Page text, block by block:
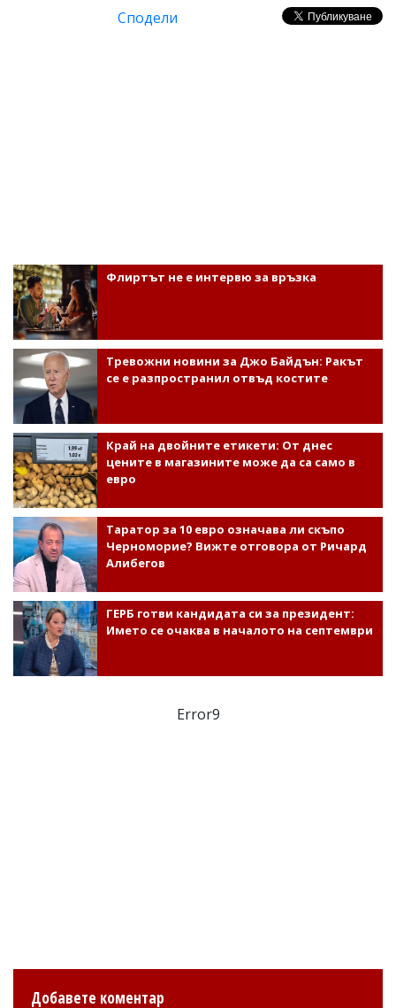
Сподели
Флиртът не е интервю за връзка
Тревожни новини за Джо Байдън: Ракът
се е разпространил отвъд костите
Край на двойните етикети: От днес
цените в магазините може да са само в
евро
Таратор за 10 евро означава ли скъпо
Черноморие? Вижте отговора от Ричард
Алибегов
ГЕРБ готви кандидата си за президент:
Името се очаква в началото на септември
Error9
Добавете коментар